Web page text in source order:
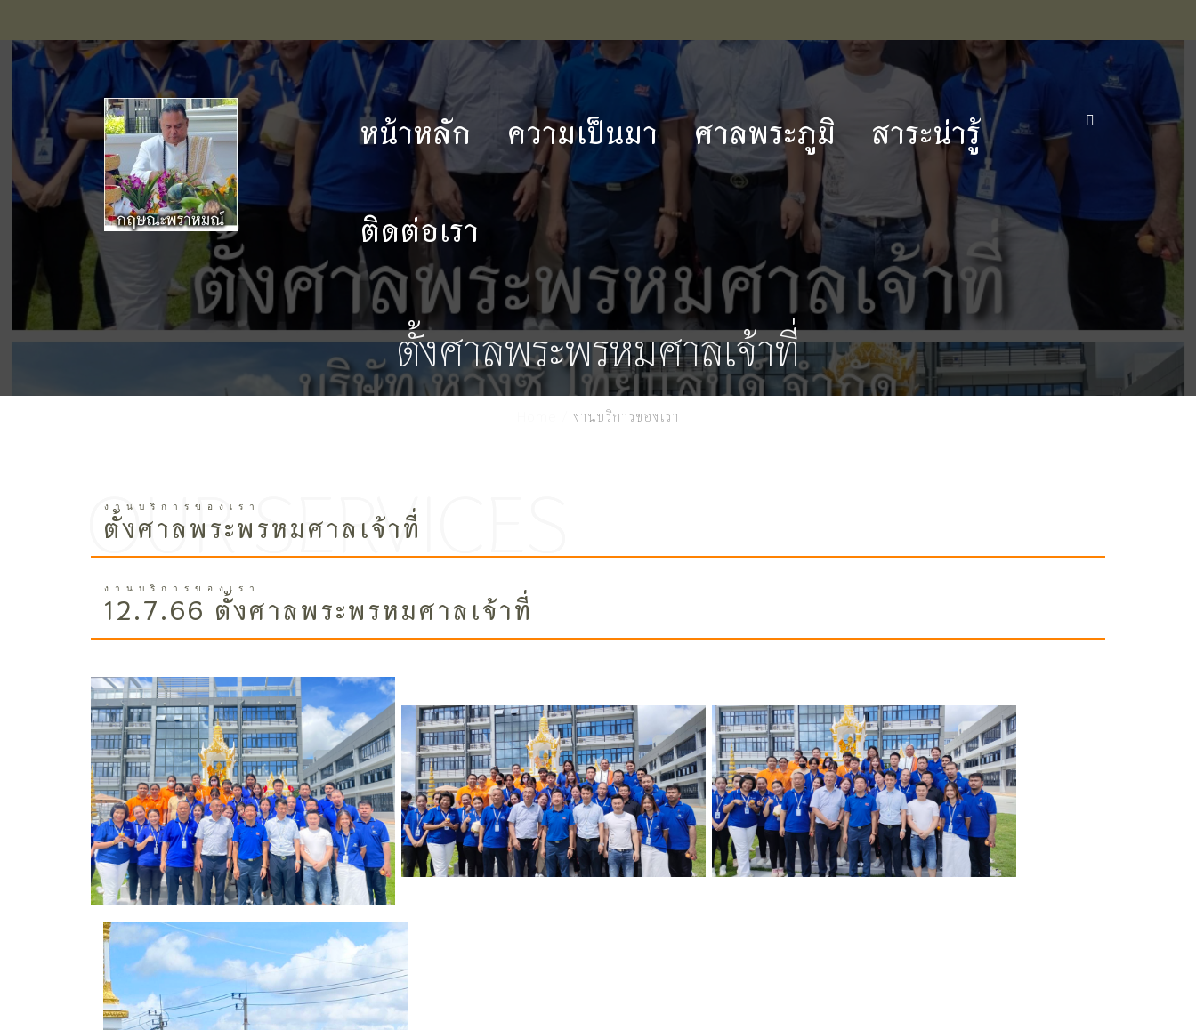
หน้าหลัก ความเป็นมา ศาลพระภูมิ สาระน่ารู้
ติดต่อเรา
ตั้งศาลพระพรหมศาลเจ้าที่
Home /งานบริการของเรา
ตั้งศาลพระพรหมศาลเจ้าที่
12.7.66 ตั้งศาลพระพรหมศาลเจ้าที่